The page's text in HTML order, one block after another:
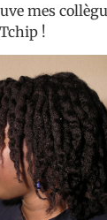
mes
!